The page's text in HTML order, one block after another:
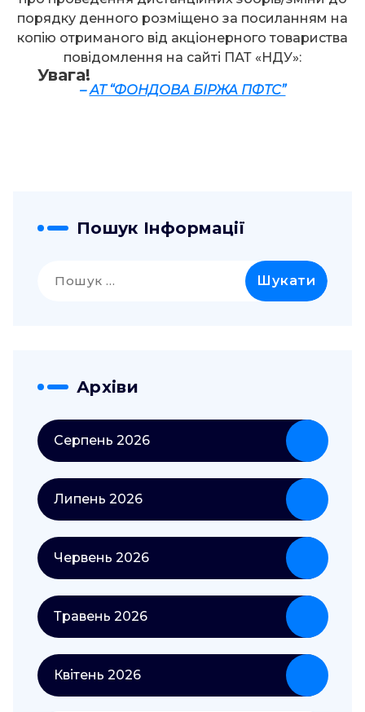
Увага!
порядку денного розміщено за посиланням на
копію отриманого від акціонерного товариства
повідомлення на сайті ПАТ «НДУ»:
–АТ “ФОНДОВА БІРЖА ПФТС”
Пошук Інформації
Архіви
Серпень 2026
Липень 2026
Червень 2026
Травень 2026
Квітень 2026